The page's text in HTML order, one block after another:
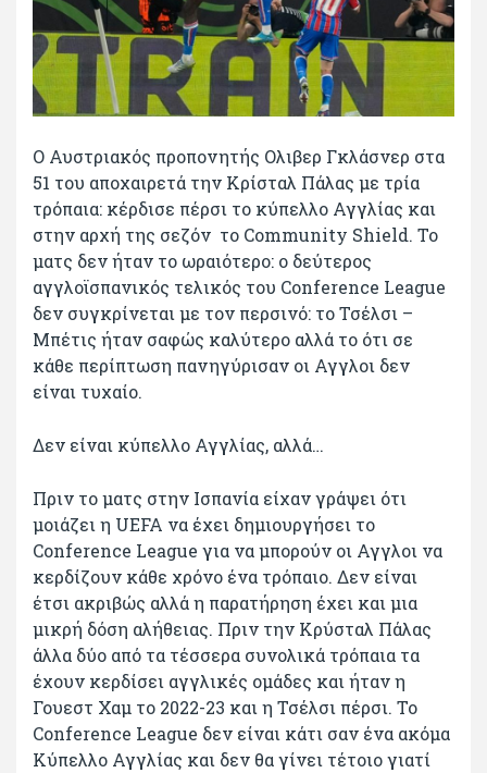
Ο Αυστριακός προπονητής Ολιβερ Γκλάσνερ στα
51 του αποχαιρετά την Κρίσταλ Πάλας με τρία
τρόπαια: κέρδισε πέρσι το κύπελλο Αγγλίας και
στην αρχή της σεζόν το Community Shield. Το
ματς δεν ήταν το ωραιότερο: ο δεύτερος
αγγλοϊσπανικός τελικός του Conference League
δεν συγκρίνεται με τον περσινό: το Τσέλσι –
Μπέτις ήταν σαφώς καλύτερο αλλά το ότι σε
κάθε περίπτωση πανηγύρισαν οι Αγγλοι δεν
είναι τυχαίο.
Δεν είναι κύπελλο Αγγλίας, αλλά…
Πριν το ματς στην Ισπανία είχαν γράψει ότι
μοιάζει η UEFA να έχει δημιουργήσει το
Conference League για να μπορούν οι Αγγλοι να
κερδίζουν κάθε χρόνο ένα τρόπαιο. Δεν είναι
έτσι ακριβώς αλλά η παρατήρηση έχει και μια
μικρή δόση αλήθειας. Πριν την Κρύσταλ Πάλας
άλλα δύο από τα τέσσερα συνολικά τρόπαια τα
έχουν κερδίσει αγγλικές ομάδες και ήταν η
Γουεστ Χαμ το 2022-23 και η Τσέλσι πέρσι. Το
Conference League δεν είναι κάτι σαν ένα ακόμα
Κύπελλο Αγγλίας και δεν θα γίνει τέτοιο γιατί